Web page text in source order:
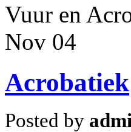
Vuur en
Nov 04
Acrobatiek
Posted by